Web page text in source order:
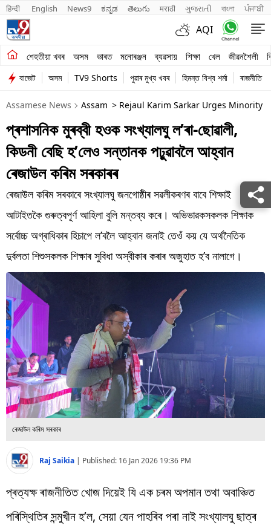
हिन्दी English News9 ಕನ್ನಡ తెలుగు मराठी ગુજરાતી বাংলা ਪੰਜਾਬੀ
AQI
শেহতীয়া খবৰ অসম ভাৰত মনোৰঞ্জন ব্যৱসায় শিক্ষা খেল জীৱনশৈলী
শেহতীয়া খবৰ
অসম
ভাৰত
মনোৰঞ্জন
ব্যৱসায়
শিক্ষা
খেল
জীৱনশৈলী
বিশ্ব
প্ৰযুক্তি
Videos
বাজেট অসম TV9 Shorts পুৱাৰ মুখ্য খবৰ হিমন্ত বিশ্ব শৰ্মা ৰাজনীতি
Assamese News Assam > Rejaul Karim Sarkar Urges Minority
প্ৰশাসনিক মুৰব্বী হওক সংখ্যালঘু ল’ৰা-ছোৱালী,
কিডনী বেছি হ’লেও সন্তানক পঢ়ুৱাবলৈ আহ্বান
ৰেজাউল কৰিম সৰকাৰৰ
ৰেজাউল কৰিম সৰকাৰে সংখ্যালঘু জনগোষ্ঠীৰ সৱলীকৰণৰ বাবে শিক্ষাই
আটাইতকৈ গুৰুত্বপূৰ্ণ আহিলা বুলি মন্তব্য কৰে। অভিভাৱকসকলক শিক্ষাক
সৰ্বোচ্চ অগ্ৰাধিকাৰ হিচাপে ল’বলৈ আহ্বান জনাই তেওঁ কয় যে অৰ্থনৈতিক
দুৰ্বলতা শিশুসকলক শিক্ষাৰ সুবিধা অস্বীকাৰ কৰাৰ অজুহাত হ’ব নালাগে।
ৰেজাউল কৰিম সৰকাৰ
Raj Saikia | Published: 16 Jan 2026 19:36 PM
প্ৰত্যক্ষ ৰাজনীতিত খোজ দিয়েই যি এক চৰম অপমান তথা অবাঞ্চিত
পৰিস্থিতিৰ সন্মুখীন হ’ল, সেয়া যেন পাহৰিব পৰা নাই সংখ্যালঘু ছাত্ৰ